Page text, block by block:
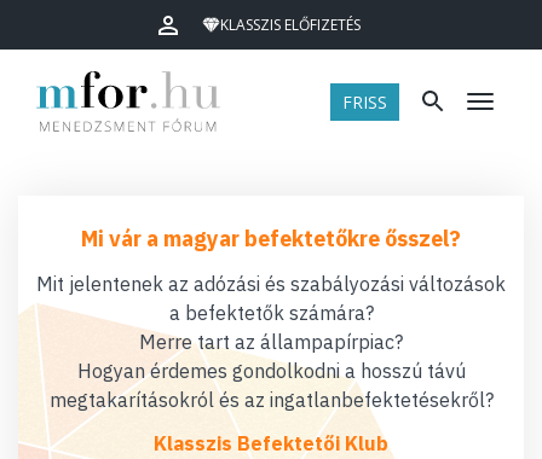
KLASSZIS ELŐFIZETÉS
FRISS Menü
Mi vár a magyar befektetőkre ősszel?
Mit jelentenek az adózási és szabályozási változások
a befektetők számára?
Merre tart az állampapírpiac?
Hogyan érdemes gondolkodni a hosszú távú
megtakarításokról és az ingatlanbefektetésekről?
Klasszis Befektetői Klub